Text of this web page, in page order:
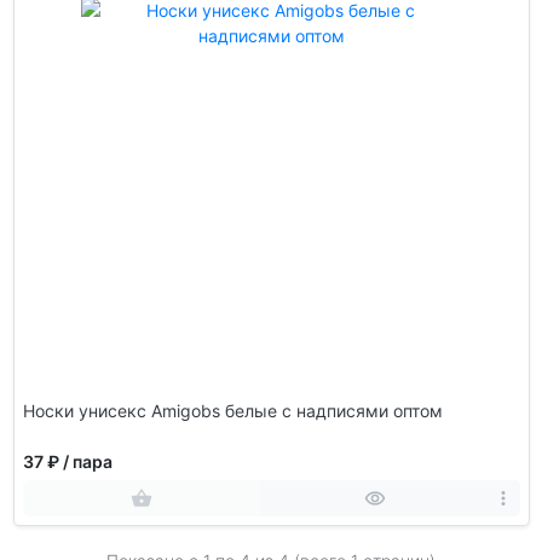
Носки унисекс Amigobs белые с надписями оптом
37 ₽/ пара